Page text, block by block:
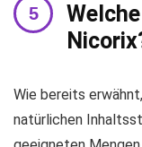
Wie bereits
natürlichen